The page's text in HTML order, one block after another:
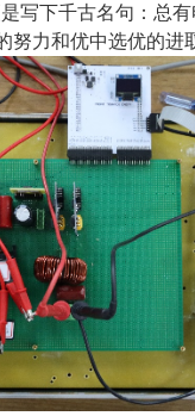
写下千古名句：总
努力和优中选优的进